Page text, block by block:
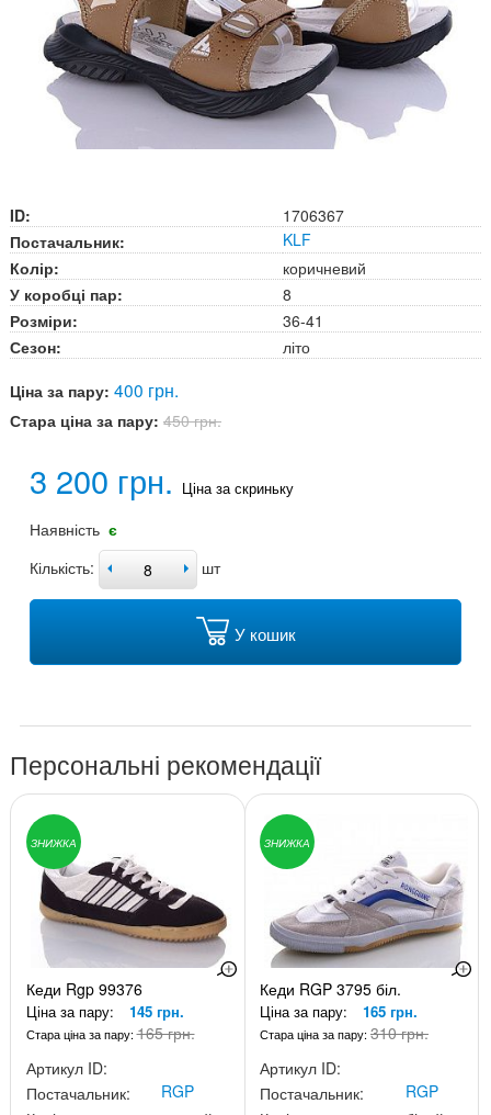
ID:
1706367
Постачальник:
KLF
Колір:
коричневий
У коробці пар:
8
Розміри:
36-41
Сезон:
літо
Ціна за пару: 400 грн.
Стара ціна за пару: 450 грн.
3 200 грн. Ціна за скриньку
Наявність є
Кількість:
шт
У кошик
Персональні рекомендації
ЗНИЖКА
Кеди Rgp 99376
Ціна за пару: 145 грн.
Стара ціна за пару:165 грн.
Артикул ID:
Постачальник:
RGP
ЗНИЖКА
Кеди RGP 3795 біл.
Ціна за пару: 165 грн.
Стара ціна за пару:310 грн.
Артикул ID:
Постачальник:
RGP